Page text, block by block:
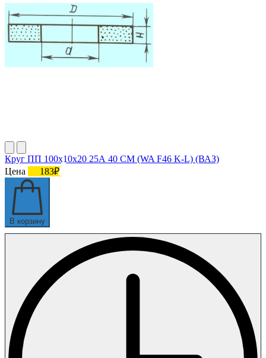
Круг ПП 100х10х20 25А 40 СМ (WA F46 K-L) (ВАЗ)
Цена
183₽
В корзину